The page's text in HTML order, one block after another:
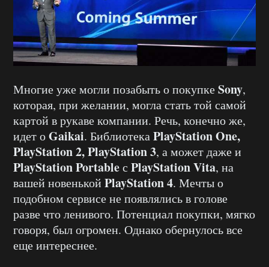
Многие уже могли позабыть о покупкеSony,
которая, при желании, могла стать той самой
картой в рукаве компании. Речь, конечно же,
идет оGaikai. БиблиотекаPlayStation One,
PlayStation 2, PlayStation 3, а может даже и
PlayStation Portableс PlayStation Vita, на
вашей новенькой PlayStation 4. Мечты о
подобном сервисе не появлялись в голове
разве что ленивого. Потенциал покупки, мягко
говоря, был огромен. Однако обернулось все
еще интереснее.